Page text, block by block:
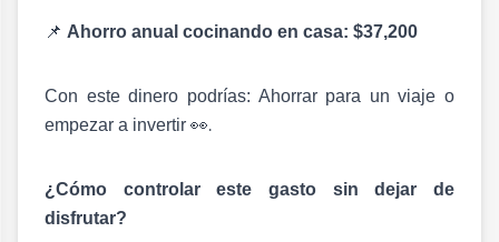
📌 Ahorro anual cocinando en casa: $37,200
Con este dinero podrías: Ahorrar para un viaje o
empezar a invertir 👀.
¿Cómo controlar este gasto sin dejar de
disfrutar?